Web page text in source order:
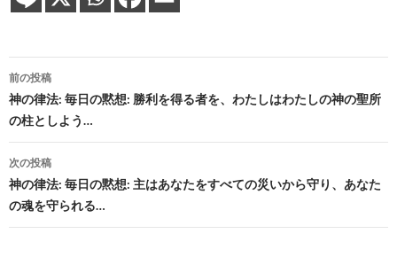
投
稿
ナ
ビ
ゲ
ー
前の投稿
神の律法: 毎日の黙想: 勝利を得る者を、わたしはわたしの神の聖所
の柱としよう…
次の投稿
神の律法: 毎日の黙想: 主はあなたをすべての災いから守り、あなた
の魂を守られる…